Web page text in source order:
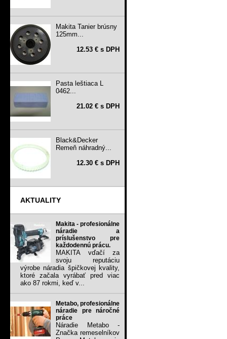
Makita Tanier brúsny
125mm...
12.53 € s DPH
Pasta leštiaca L
0462...
21.02 € s DPH
Black&Decker
Remeň náhradný...
12.30 € s DPH
AKTUALITY
Makita - profesionálne
náradie a
príslušenstvo pre
každodennú prácu.
MAKITA vďačí za
svoju reputáciu
výrobe náradia špičkovej kvality,
ktoré začala vyrábať pred viac
ako 87 rokmi, keď v...
Metabo, profesionálne
náradie pre náročné
práce
Náradie Metabo -
Značka remeselníkov